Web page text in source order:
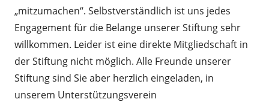
„mitzumachen“. Selbstverständlich ist uns jedes
Engagement für die Belange unserer Stiftung sehr
willkommen. Leider ist eine direkte Mitgliedschaft in
der Stiftung nicht möglich. Alle Freunde unserer
Stiftung sind Sie aber herzlich eingeladen, in
unserem Unterstützungsverein